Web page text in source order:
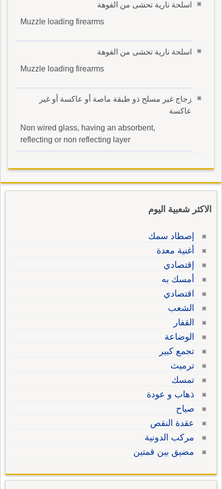
اسلحة نارية تحشى من الفوهة
Muzzle loading firearms
اسلحة نارية تحشى من الفوهة
Muzzle loading firearms
زجاج غير مسلح ذو طبقة ماصة أو عاكسة أو غير
عاكسة
Non wired glass, having an absorbent,
reflecting or non reflecting layer
الاكثر شعبية اليوم
إصطاد سمك
أغنية معدة
إقتصادي
أمسك به
اقتصادي
الشعب
القفار
الوضاعة
تجمع كبير
ترميث
تمسك
ذهاب و عودة
صياح
عقدة النقص
مركب الدونية
مضيق بين قمتين